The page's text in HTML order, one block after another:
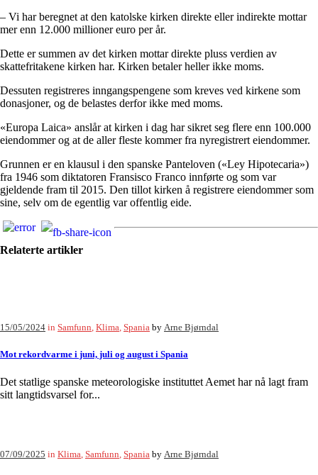
– Vi har beregnet at den katolske kirken direkte eller indirekte mottar
mer enn 12.000 millioner euro per år.
Dette er summen av det kirken mottar direkte pluss verdien av
skattefritakene kirken har. Kirken betaler heller ikke moms.
Dessuten registreres inngangspengene som kreves ved kirkene som
donasjoner, og de belastes derfor ikke med moms.
«Europa Laica» anslår at kirken i dag har sikret seg flere enn 100.000
eiendommer og at de aller fleste kommer fra nyregistrert eiendommer.
Grunnen er en klausul i den spanske Panteloven («Ley Hipotecaria»)
fra 1946 som diktatoren Fransisco Franco innførte og som var
gjeldende fram til 2015. Den tillot kirken å registrere eiendommer som
sine, selv om de egentlig var offentlig eide.
Relaterte artikler
15/05/2024 in Samfunn Klima Spania by Arne Bjørndal
Mot rekordvarme i juni, juli og august i Spania
Det statlige spanske meteorologiske instituttet Aemet har nå lagt fram
sitt langtidsvarsel for...
07/09/2025 in Klima, Samfunn, Spania by Arne Bjørndal